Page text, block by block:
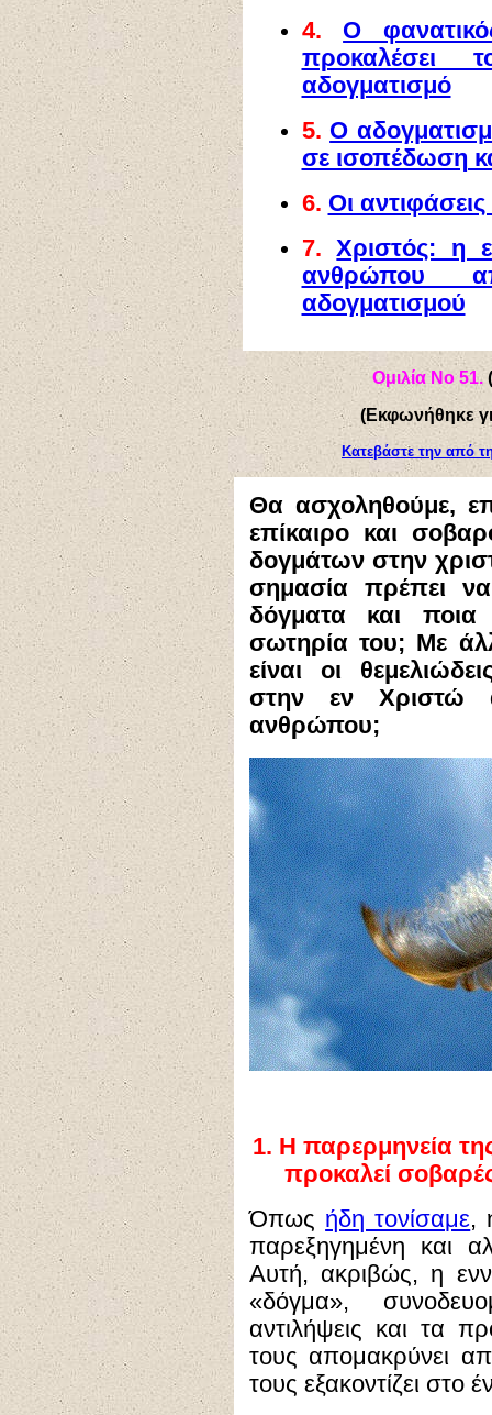
4. Ο
προκαλέσει
αδογματισμό
5. Ο
σε ισοπέδωση
6. Οι
7.Χριστός: η
ανθρώπου
αδογματισμού
Ομιλία Νο 51. (
(Εκφωνήθηκε
Κατεβάστε την από
Θα ασχοληθούμε,
επίκαιρο και
δογμάτων στην
σημασία πρέπει να
δόγματα και
σωτηρία του; Με
είναι οι
στην εν Χριστώ
ανθρώπου;
1. Η παρερμηνεία
προκαλεί
Όπως ήδη τονίσαμε,
παρεξηγημένη και
Αυτή, ακριβώς, η
«δόγμα»,
αντιλήψεις και τα
τους απομακρύνει
τους εξακοντίζει στο